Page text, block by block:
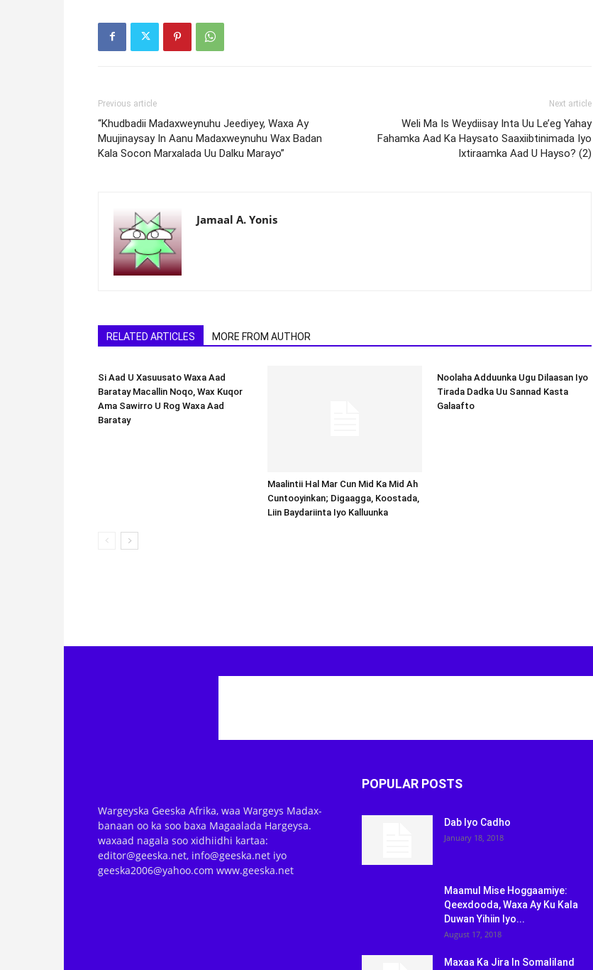
Previous article
“Khudbadii Madaxweynuhu Jeediyey, Waxa Ay
Muujinaysay In Aanu Madaxweynuhu Wax Badan
Kala Socon Marxalada Uu Dalku Marayo”
Next article
Weli Ma Is Weydiisay Inta Uu Le’eg Yahay
Fahamka Aad Ka Haysato Saaxiibtinimada Iyo
Ixtiraamka Aad U Hayso? (2)
Jamaal A. Yonis
RELATED ARTICLES MORE FROM AUTHOR
Si Aad U Xasuusato Waxa Aad
Baratay Macallin Noqo, Wax Kuqor
Ama Sawirro U Rog Waxa Aad
Baratay
Maalintii Hal Mar Cun Mid Ka Mid Ah
Cuntooyinkan; Digaagga, Koostada,
Liin Baydariinta Iyo Kalluunka
Noolaha Adduunka Ugu Dilaasan Iyo
Tirada Dadka Uu Sannad Kasta
Galaafto
Wargeyska Geeska Afrika, waa Wargeys Madax-
banaan oo ka soo baxa Magaalada Hargeysa.
waxaad nagala soo xidhiidhi kartaa:
editor@geeska.net, info@geeska.net iyo
geeska2006@yahoo.com www.geeska.net
POPULAR POSTS
Dab Iyo Cadho
January 18, 2018
Maamul Mise Hoggaamiye:
Qeexdooda, Waxa Ay Ku Kala
Duwan Yihiin Iyo...
August 17, 2018
Maxaa Ka Jira In Somaliland